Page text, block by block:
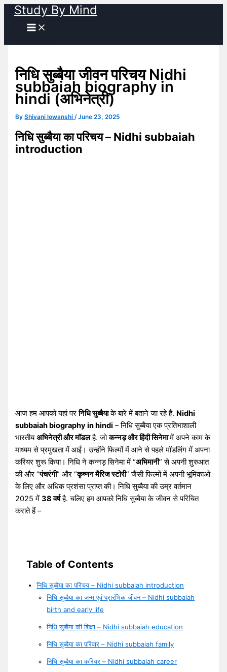
Skip
content
Study By Mind
निधि सुब्बैया जीवन परिचय Nidhi
subbaiah biography in
hindi (अभिनेत्री)
ByShivani lowanshi/June 23, 2025
निधि सुब्बैया का परिचय – Nidhi subbaiah
introduction
आज हम आपको यहां परनिधि सुब्बैयाके बारे में बताने जा रहे हैं. Nidhi
subbaiah biography in hindi – निधि सुब्बैया एक प्रतिभाशाली
भारतीयअभिनेत्री और मॉडलहै. जोकन्नड़ और हिंदी सिनेमामें अपने काम के
माध्यम से प्रमुखता में आईं। उन्होंने फिल्मों में आने से पहले मॉडलिंग में अपना
करियर शुरू किया। निधि ने कन्नड़ सिनेमा में “अभिमानी” से अपनी शुरुआत
की और “पंचरंगी” और “कृष्णन मैरिज स्टोरी” जैसी फिल्मों में अपनी भूमिकाओं
के लिए और अधिक प्रशंसा प्राप्त की। निधि सुब्बैया की उम्र वर्तमान
2025 में38 वर्षहै. चलिए हम आपको निधि सुब्बैया के जीवन से परिचित
कराते हैं –
Table of Contents
निधि सुब्बैया का परिचय – Nidhi subbaiah introduction
निधि सुब्बैया का जन्म एवं प्रारंभिक जीवन – Nidhi subbaiah
birth and early life
निधि सुब्बैया की शिक्षा – Nidhi subbaiah education
निधि सुब्बैया का परिवार – Nidhi subbaiah family
निधि सुब्बैया का करियर – Nidhi subbaiah career